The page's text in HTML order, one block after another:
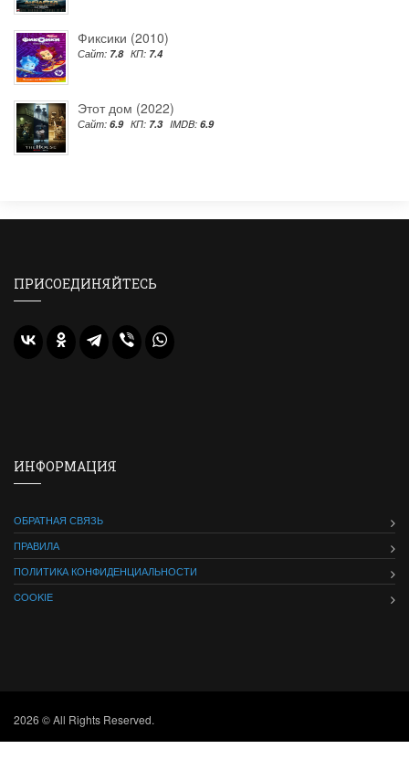
Фиксики (2010)
Сайт: 7.8 КП: 7.4
Этот дом (2022)
Сайт: 6.9 КП: 7.3 IMDB: 6.9
ПРИСОЕДИНЯЙТЕСЬ
ИНФОРМАЦИЯ
ОБРАТНАЯ СВЯЗЬ
ПРАВИЛА
ПОЛИТИКА КОНФИДЕНЦИАЛЬНОСТИ
COOKIE
2026 © All Rights Reserved.